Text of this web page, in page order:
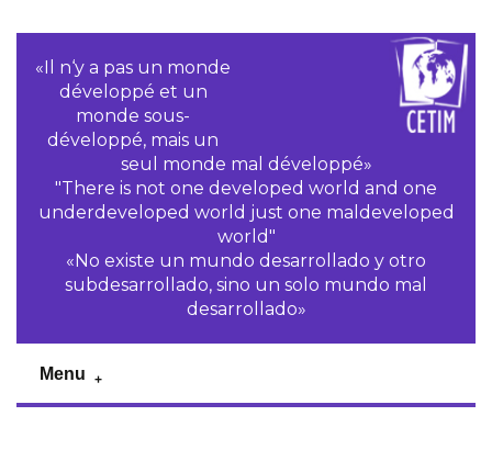
«Il n‘y a pas un monde
développé et un
monde sous-
développé, mais un
seul monde mal développé»
"There is not one developed world and one
underdeveloped world just one maldeveloped
world"
«No existe un mundo desarrollado y otro
subdesarrollado, sino un solo mundo mal
desarrollado»
Menu